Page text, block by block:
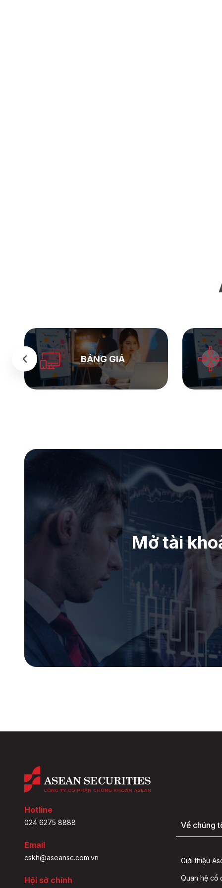
SEASTOCK
WEB
Mở tài
Hotline
024 6275 8888
Email
cskh@aseansc.com.vn
Hội sở chính
Về chúng
Giới thiệu
Quan hệ cổ